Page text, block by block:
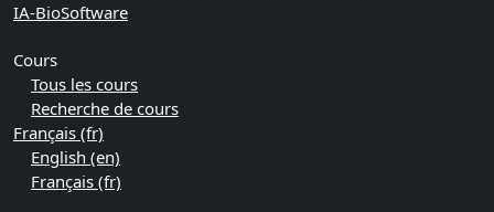
IA-BioSoftware
Cours
Tous les cours
Recherche de cours
Français ‎(fr)‎
English ‎(en)‎
Français ‎(fr)‎